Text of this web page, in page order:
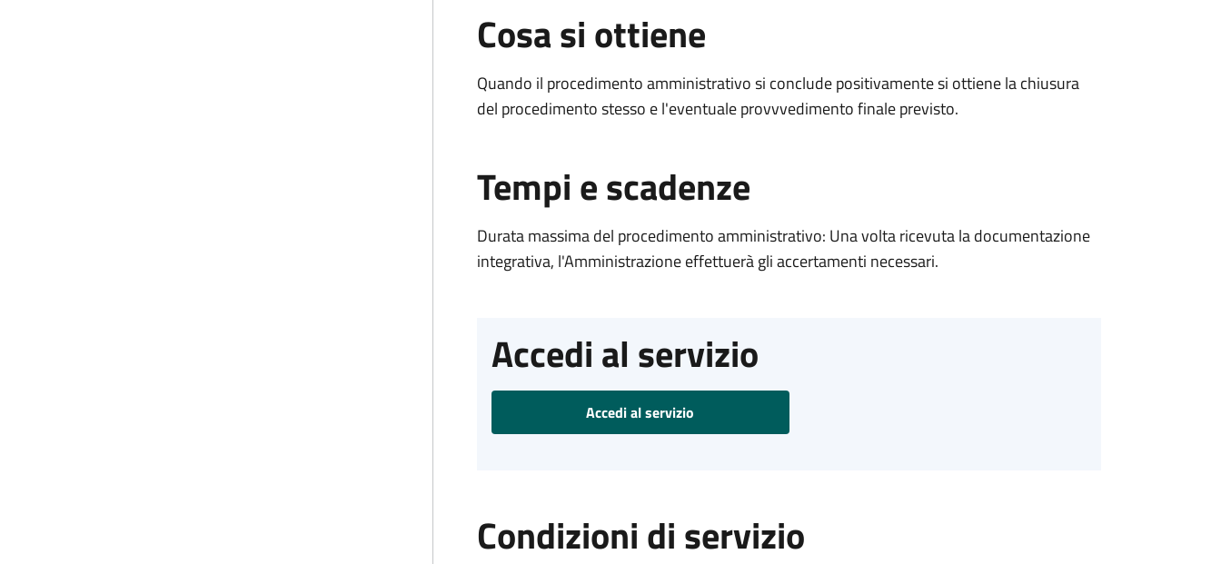
Cosa si ottiene
Quando il procedimento amministrativo si conclude positivamente si ottiene la chiusura
del procedimento stesso e l'eventuale provvvedimento finale previsto.
Tempi e scadenze
Durata massima del procedimento amministrativo: Una volta ricevuta la documentazione
integrativa, l'Amministrazione effettuerà gli accertamenti necessari.
Accedi al servizio
Accedi al servizio
Condizioni di servizio